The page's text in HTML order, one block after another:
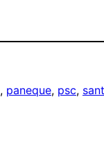
, paneque, psc,